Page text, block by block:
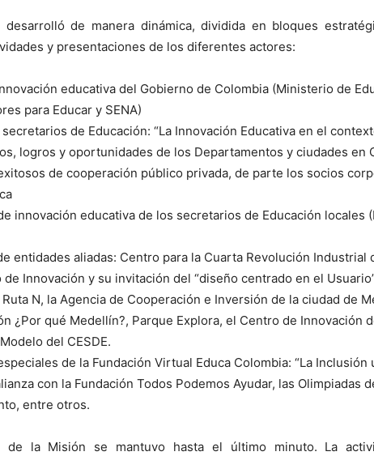
desarrolló de manera dinámica, dividida en bloques
y presentaciones de los diferentes actores:
educativa del Gobierno de Colombia (Ministerio de
para Educar y SENA)
de Educación: “La Innovación Educativa en el
logros y oportunidades de los Departamentos y ciudades en
de cooperación público privada, de parte los socios
innovación educativa de los secretarios de Educación locales
entidades aliadas: Centro para la Cuarta Revolución Industrial
de Innovación y su invitación del “diseño centrado en el
N, la Agencia de Cooperación e Inversión de la ciudad de
¿Por qué Medellín?, Parque Explora, el Centro de Innovación
del CESDE.
de la Fundación Virtual Educa Colombia: “La Inclusión
con la Fundación Todos Podemos Ayudar, las Olimpiadas
entre otros.
de la Misión se mantuvo hasta el último minuto. La